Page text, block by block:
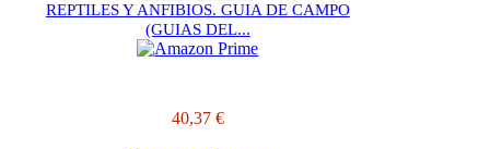
REPTILES Y ANFIBIOS. GUIA DE CAMPO
(GUIAS DEL...
40,37 €